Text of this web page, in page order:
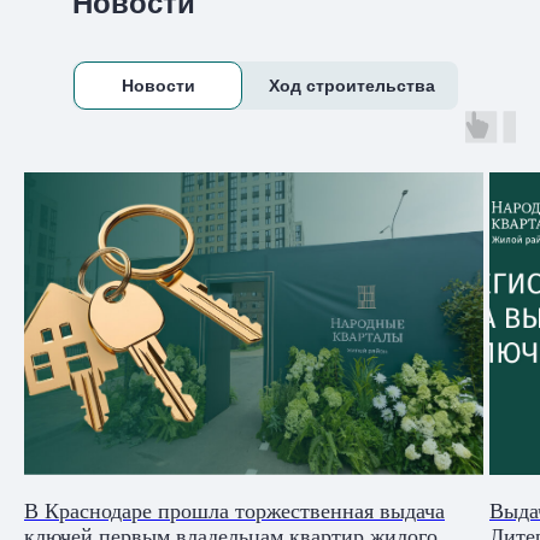
Новости Ход строительства
В Краснодаре прошла торжественная выдача